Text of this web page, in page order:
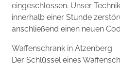
eingeschlossen. Unser
innerhalb einer Stunde
anschließend einen neuen
Waffenschrank in Atzenberg
Der Schlüssel eines